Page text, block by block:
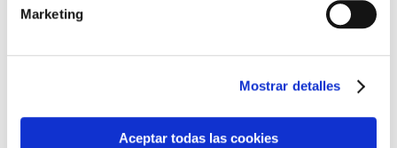
Marketing
Mostrar detalles
Aceptar todas las cookies
barniz multiadherente en base agua. En zonas de
fuegos, se recomienda proteger con placas, silestone,
dado que el frotar en exceso dañaría el papel. Su
colocación es cola en la pared y tira en seco, sin
colocación es fácil rápida y sencilla.